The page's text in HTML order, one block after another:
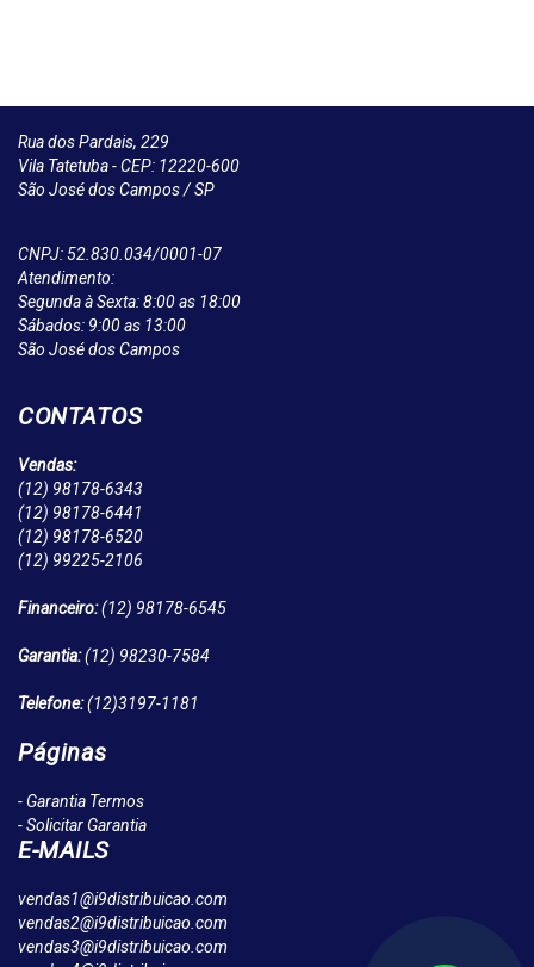
Rua dos Pardais, 229
Vila Tatetuba - CEP: 12220-600
São José dos Campos / SP
CNPJ: 52.830.034/0001-07
Atendimento:
Segunda à Sexta: 8:00 as 18:00
Sábados: 9:00 as 13:00
São José dos Campos
CONTATOS
Vendas:
(12) 98178-6343
(12) 98178-6441
(12) 98178-6520
(12) 99225-2106
Financeiro:(12) 98178-6545
Garantia:(12) 98230-7584
Telefone:(12)3197-1181
Páginas
- Garantia Termos
- Solicitar Garantia
E-MAILS
vendas1@i9distribuicao.com
vendas2@i9distribuicao.com
vendas3@i9distribuicao.com